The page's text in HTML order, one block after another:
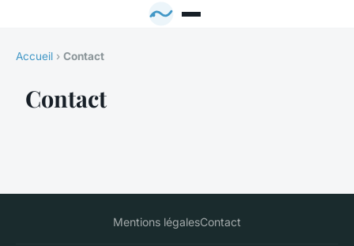
Accueil › Contact
Contact
Mentions légalesContact